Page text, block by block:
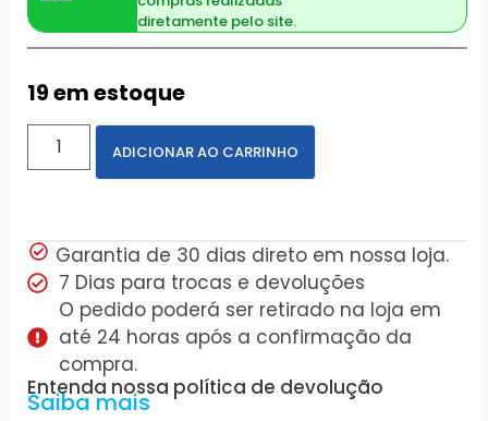
diretamente pelo site.
19 em estoque
ADICIONAR AO CARRINHO
Garantia de 30 dias direto em nossa loja.
7 Dias para trocas e devoluções
O pedido poderá ser retirado na loja em
até 24 horas após a confirmação da
compra.
Entenda nossa política de devolução
Saiba mais